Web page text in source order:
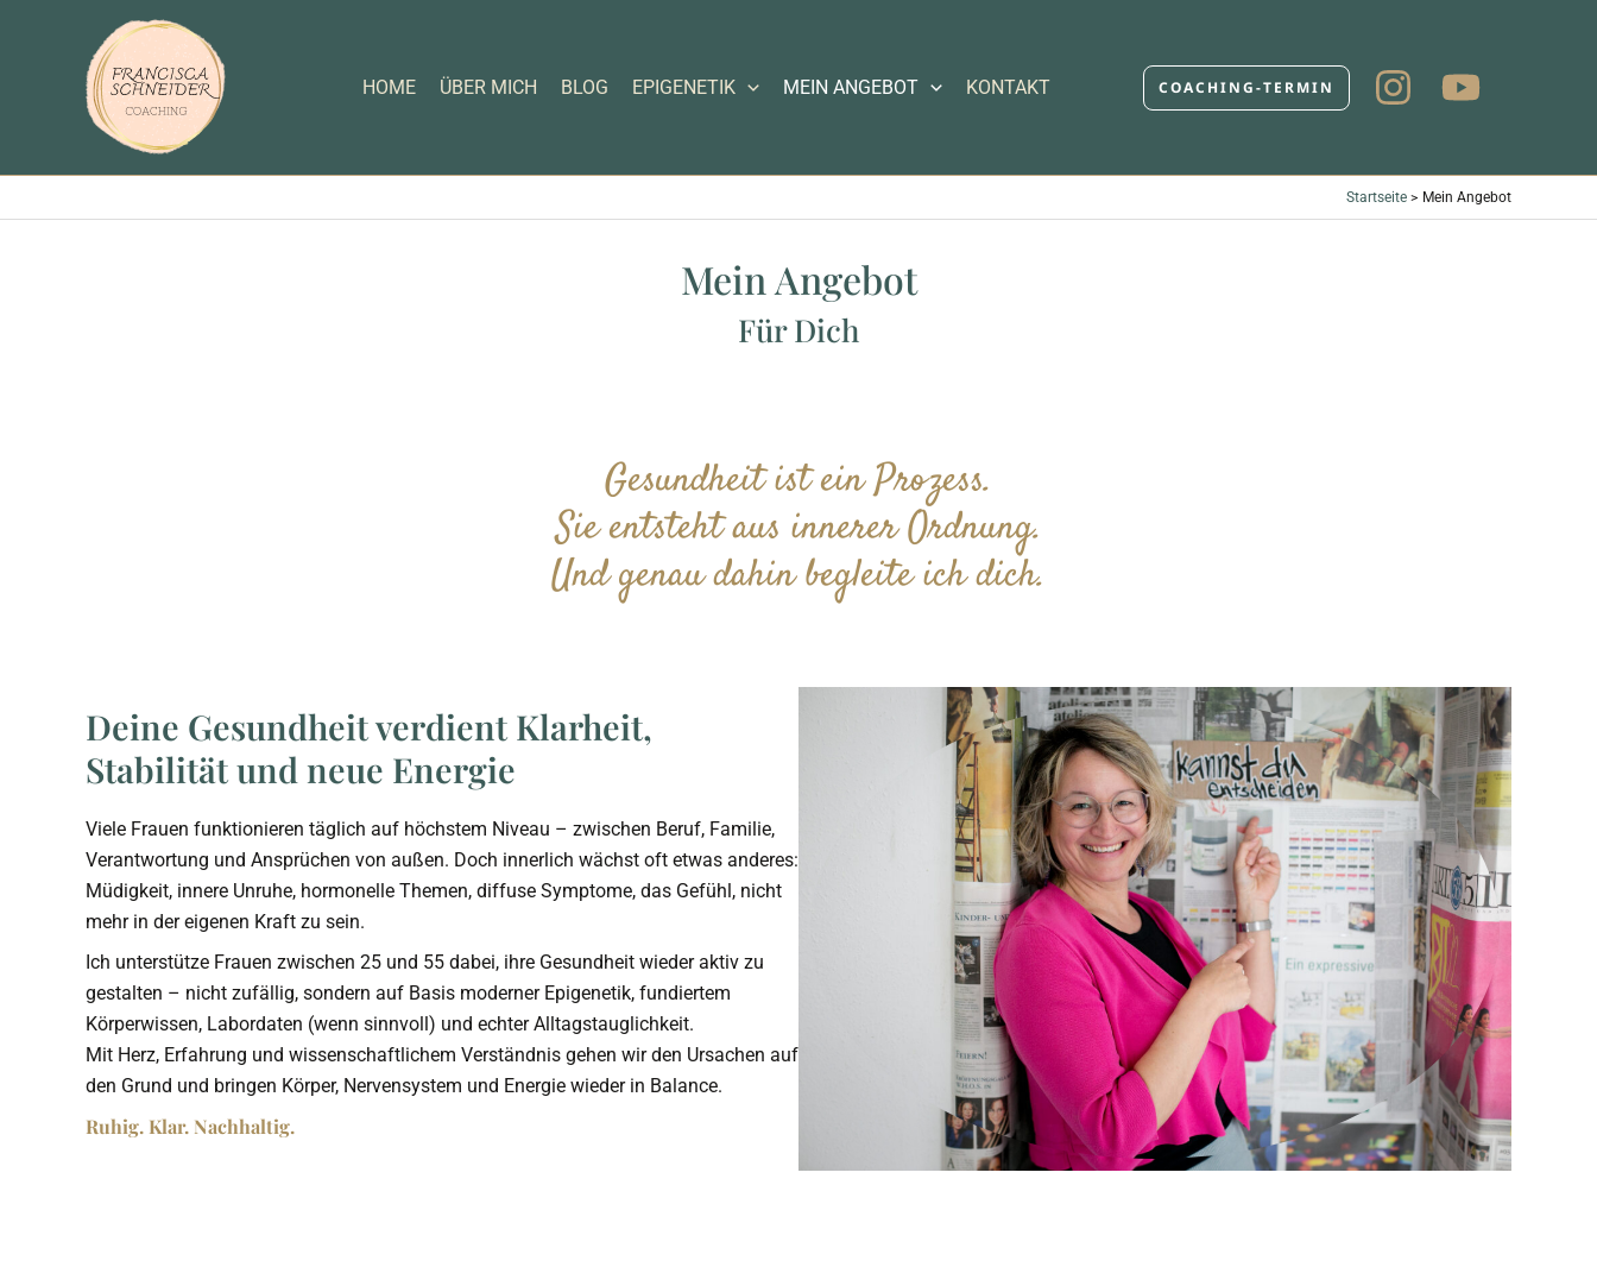
HOME ÜBER MICH BLOG EPIGENETIK MEIN ANGEBOT KONTAKT COACHING-TERMIN
Startseite Mein Angebot
Mein Angebot
Für Dich
Gesundheit ist ein Prozess.
Sie entsteht aus innerer Ordnung.
Und genau dahin begleite ich dich.
Deine Gesundheit verdient Klarheit,
Stabilität und neue Energie
Viele Frauen funktionieren täglich auf höchstem Niveau – zwischen Beruf, Familie,
Verantwortung und Ansprüchen von außen. Doch innerlich wächst oft etwas anderes:
Müdigkeit, innere Unruhe, hormonelle Themen, diffuse Symptome, das Gefühl, nicht
mehr in der eigenen Kraft zu sein.
Ich unterstütze Frauen zwischen 25 und 55 dabei, ihre Gesundheit wieder aktiv zu
gestalten – nicht zufällig, sondern auf Basis moderner Epigenetik, fundiertem
Körperwissen, Labordaten (wenn sinnvoll) und echter Alltagstauglichkeit.
Mit Herz, Erfahrung und wissenschaftlichem Verständnis gehen wir den Ursachen auf
den Grund und bringen Körper, Nervensystem und Energie wieder in Balance.
Ruhig. Klar. Nachhaltig.